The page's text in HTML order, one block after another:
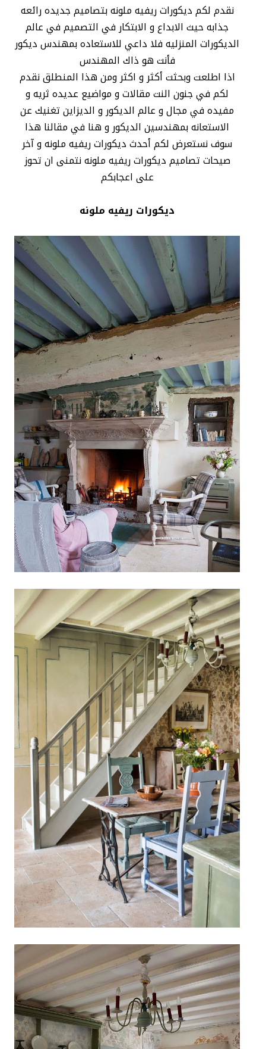
نقدم لكم ديكورات ريفيه ملونه بتصاميم جديده رائعه
جذابه حيث الابداع و الابتكار في التصميم في عالم
الديكورات المنزليه فلا داعي للاستعاده بمهندس ديكور
فأنت هو ذاك المهندس
اذا اطلعت وبحثت أكثر و اكثر ومن هذا المنطلق نقدم
لكم في جنون النت مقالات و مواضيع عديده ثريه و
مفيده في مجال و عالم الديكور و الديزاين تغنيك عن
الاستعانه بمهندسين الديكور و هنا في مقالنا هذا
سوف نستعرض لكم أحدث ديكورات ريفيه ملونه و آخر
صيحات تصاميم ديكورات ريفيه ملونه نتمنى ان تحوز
على اعجابكم
ديكورات ريفيه ملونه